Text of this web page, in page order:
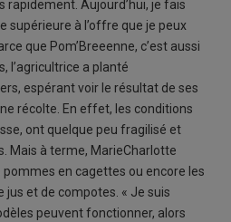
rapidement. Aujourd’hui, je fais
supérieure à l’offre que je peux
que Pom’Breeenne, c’est aussi
l’agricultrice a planté
espérant voir le résultat de ses
récolte. En effet, les conditions
ont quelque peu fragilisé et
Mais à terme, MarieCharlotte
en cagettes ou encore les
et de compotes. « Je suis
peuvent fonctionner, alors